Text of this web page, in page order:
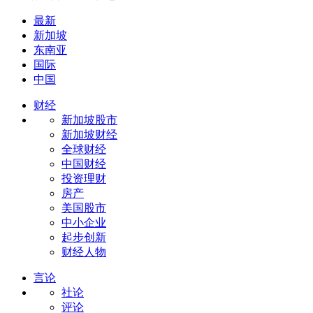
最新
新加坡
东南亚
国际
中国
财经
新加坡股市
新加坡财经
全球财经
中国财经
投资理财
房产
美国股市
中小企业
起步创新
财经人物
言论
社论
评论